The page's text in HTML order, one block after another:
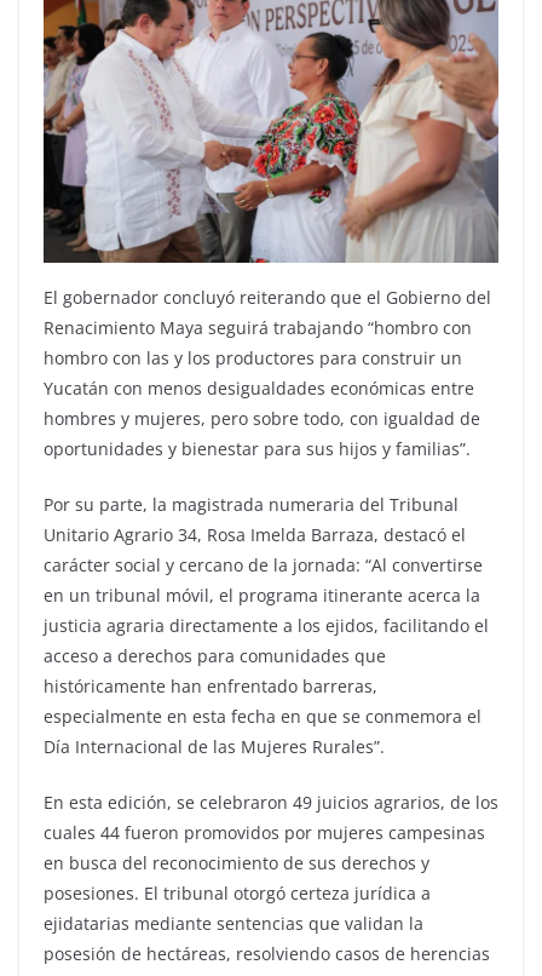
El gobernador concluyó reiterando que el Gobierno del
Renacimiento Maya seguirá trabajando “hombro con
hombro con las y los productores para construir un
Yucatán con menos desigualdades económicas entre
hombres y mujeres, pero sobre todo, con igualdad de
oportunidades y bienestar para sus hijos y familias”.
Por su parte, la magistrada numeraria del Tribunal
Unitario Agrario 34, Rosa Imelda Barraza, destacó el
carácter social y cercano de la jornada: “Al convertirse
en un tribunal móvil, el programa itinerante acerca la
justicia agraria directamente a los ejidos, facilitando el
acceso a derechos para comunidades que
históricamente han enfrentado barreras,
especialmente en esta fecha en que se conmemora el
Día Internacional de las Mujeres Rurales”.
En esta edición, se celebraron 49 juicios agrarios, de los
cuales 44 fueron promovidos por mujeres campesinas
en busca del reconocimiento de sus derechos y
posesiones. El tribunal otorgó certeza jurídica a
ejidatarias mediante sentencias que validan la
posesión de hectáreas, resolviendo casos de herencias